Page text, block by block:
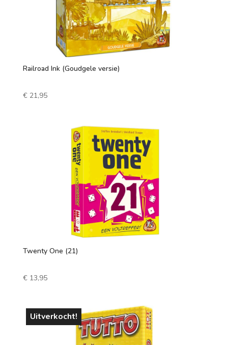
Railroad Ink (Goudgele versie)
€21,95
Twenty One (21)
€13,95
Uitverkocht!